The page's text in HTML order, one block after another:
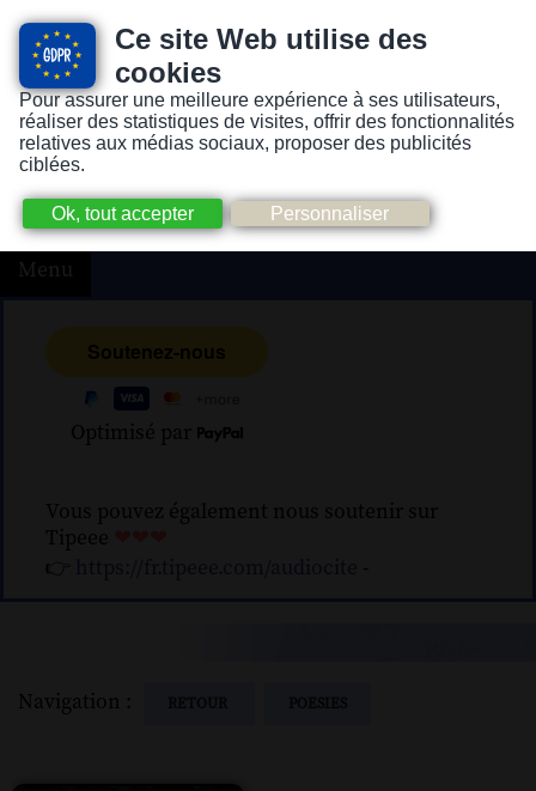
Ce site Web utilise des
cookies
Pour assurer une meilleure expérience à ses utilisateurs,
réaliser des statistiques de visites, offrir des fonctionnalités
relatives aux médias sociaux, proposer des publicités
ciblées.
Version pour personnes mal-voyantes ou non-voyantes
Menu
Optimisé par
Vous pouvez également nous soutenir sur
Tipeee
👉
-
Navigation :